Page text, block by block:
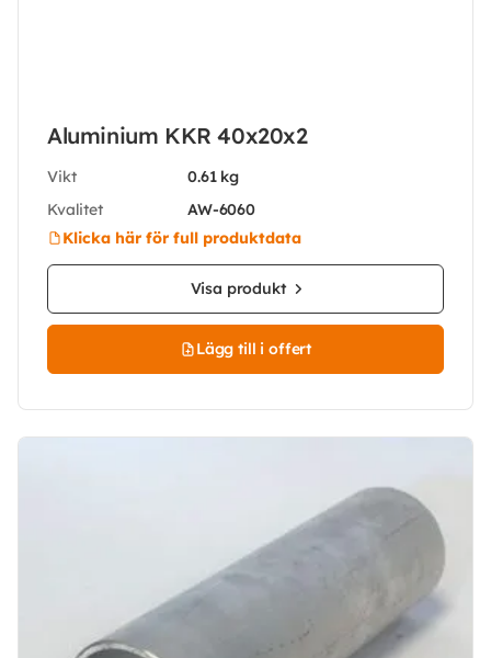
Aluminium KKR 40x20x2
Vikt
0.61 kg
Kvalitet
AW-6060
Klicka här för full produktdata
Visa produkt
Lägg till i offert